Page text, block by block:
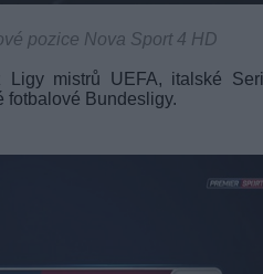
pozice Nova Sport 4 HD
Ligy mistrů UEFA, italské
fotbalové Bundesligy.